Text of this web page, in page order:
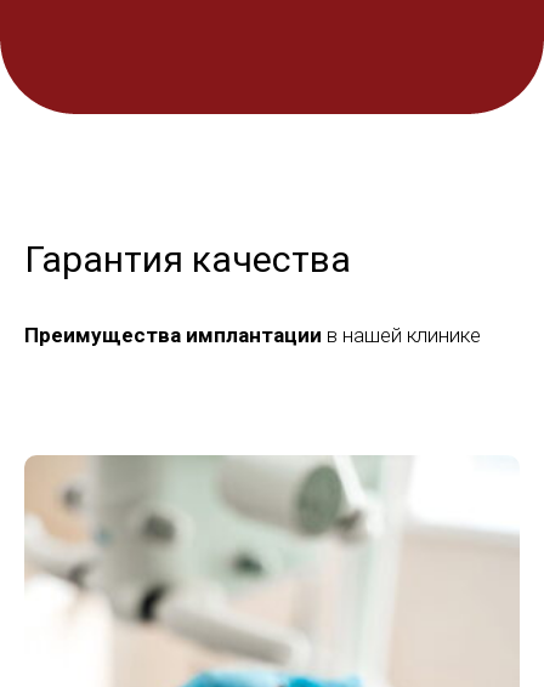
Гарантия качества
Преимущества имплантации в нашей клинике